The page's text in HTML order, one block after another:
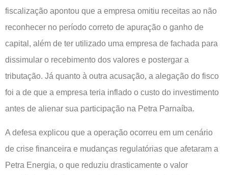
fiscalização apontou que a empresa omitiu receitas ao não
reconhecer no período correto de apuração o ganho de
capital, além de ter utilizado uma empresa de fachada para
dissimular o recebimento dos valores e postergar a
tributação. Já quanto à outra acusação, a alegação do fisco
foi a de que a empresa teria inflado o custo do investimento
antes de alienar sua participação na Petra Parnaíba.
A defesa explicou que a operação ocorreu em um cenário
de crise financeira e mudanças regulatórias que afetaram a
Petra Energia, o que reduziu drasticamente o valor